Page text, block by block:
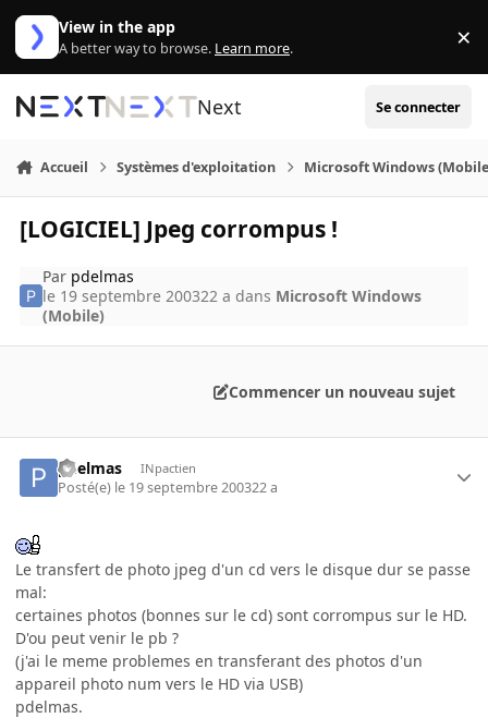
Aller au contenu
View in the app
A better way to browse. Learn more. ×
Next Se connecter
Accueil Systèmes d'exploitation Microsoft Windows
[LOGICIEL] Jpeg corrompus !
Par pdelmas
le 19 septembre 200322 a dans Microsoft Windows
(Mobile)
Commencer un nouveau sujet
pdelmas INpactien
Posté(e) le 19 septembre 200322 a
Le transfert de photo jpeg d'un cd vers le disque dur se passe
mal:
certaines photos (bonnes sur le cd) sont corrompus sur le HD.
D'ou peut venir le pb ?
(j'ai le meme problemes en transferant des photos d'un
appareil photo num vers le HD via USB)
pdelmas.